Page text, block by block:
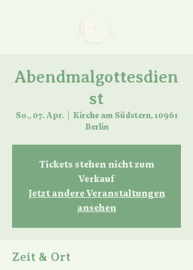
Abendmalgottesdien
st
So., 07. Apr.
Kirche am Südstern, 10961
Berlin
Tickets stehen nicht zum
Verkauf
Jetzt andere Veranstaltungen
ansehen
Zeit & Ort